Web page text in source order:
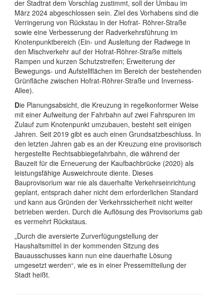
der Stadtrat dem Vorschlag zustimmt, soll der Umbau im
März 2024 abgeschlossen sein. Ziel des Vorhabens sind die
Verringerung von Rückstau in der Hofrat- Röhrer-Straße
sowie eine Verbesserung der Radverkehrsführung im
Knotenpunktbereich (Ein- und Ausleitung der Radwege in
den Mischverkehr auf der Hofrat-Röhrer-Straße mittels
Rampen und kurzen Schutzstreifen; Erweiterung der
Bewegungs- und Aufstellflächen im Bereich der bestehenden
Grünfläche zwischen Hofrat-Röhrer-Straße und Inverness-
Allee).
Die Planungsabsicht, die Kreuzung in regelkonformer Weise
mit einer Aufweitung der Fahrbahn auf zwei Fahrspuren im
Zulauf zum Knotenpunkt umzubauen, besteht seit einigen
Jahren. Seit 2019 gibt es auch einen Grundsatzbeschluss. In
den letzten Jahren gab es an der Kreuzung eine provisorisch
hergestellte Rechtsabbiegefahrbahn, die während der
Bauzeit für die Erneuerung der Kaufbachbrücke (2020) als
leistungsfähige Ausweichroute diente. Dieses
Bauprovisorium war nie als dauerhafte Verkehrseinrichtung
geplant, entsprach daher nicht dem erforderlichen Standard
und kann aus Gründen der Verkehrssicherheit nicht weiter
betrieben werden. Durch die Auflösung des Provisoriums gab
es vermehrt Rückstaus.
„Durch die aversierte Zurverfügungstellung der
Haushaltsmittel in der kommenden Sitzung des
Bauausschusses kann nun eine dauerhafte Lösung
umgesetzt werden“, wie es in einer Pressemitteilung der
Stadt heißt.